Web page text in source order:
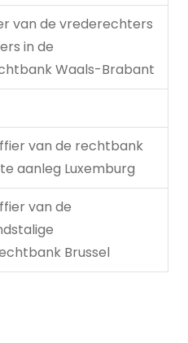
van de vrederechters
in de
Waals-Brabant
van de rechtbank
aanleg Luxemburg
van de
Brussel